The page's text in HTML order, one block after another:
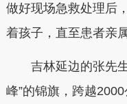
做好现场急救处理后
着孩子，直至患者
吉林延边的张先生
峰”的锦旗，跨越